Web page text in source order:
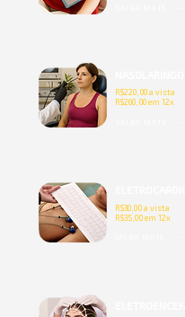
R$220,00 a vista
R$260,00 em 12x
R$30,00 a vista
R$35,00 em 12x